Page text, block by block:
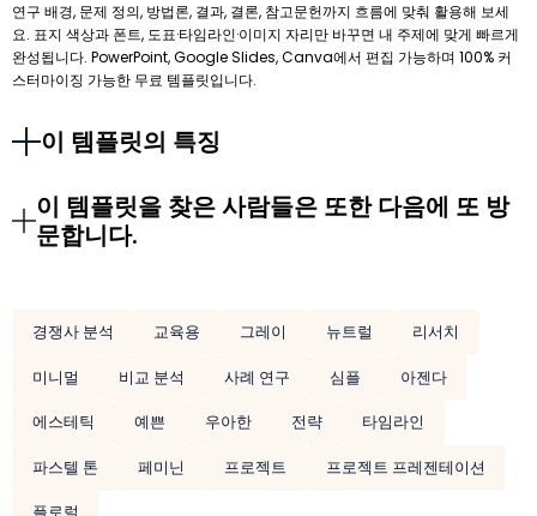
연구 배경, 문제 정의, 방법론, 결과, 결론, 참고문헌까지 흐름에 맞춰 활용해 보세
요. 표지 색상과 폰트, 도표·타임라인·이미지 자리만 바꾸면 내 주제에 맞게 빠르게
완성됩니다. PowerPoint, Google Slides, Canva에서 편집 가능하며 100% 커
스터마이징 가능한 무료 템플릿입니다.
이 템플릿의 특징
이 템플릿을 찾은 사람들은 또한 다음에 또 방
문합니다.
경쟁사 분석 교육용 그레이 뉴트럴
리서치
미니멀
비교 분석 사례 연구 심플
아젠다
에스테틱
예쁜 우아한 전략
타임라인
파스텔 톤
페미닌 프로젝트
프로젝트 프레젠테이션